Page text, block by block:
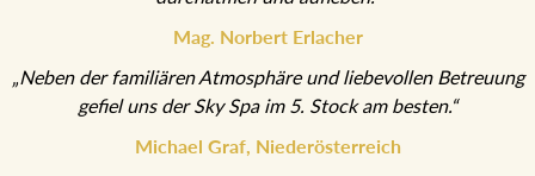
durchatmen und aufleben.“
Mag. Norbert Erlacher
gefiel uns der Sky Spa im 5. Stock am besten.“